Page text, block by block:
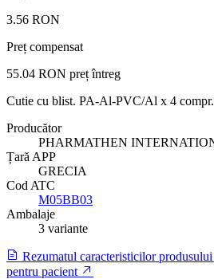
3.56 RON
Preț compensat
55.04 RON preț întreg
Cutie cu blist. PA-Al-PVC/Al x 4 compr.
Producător
PHARMATHEN
Țară APP
GRECIA
Cod ATC
M05BB03
Ambalaje
3 variante
Rezumatul caracteristicilor
pentru pacient